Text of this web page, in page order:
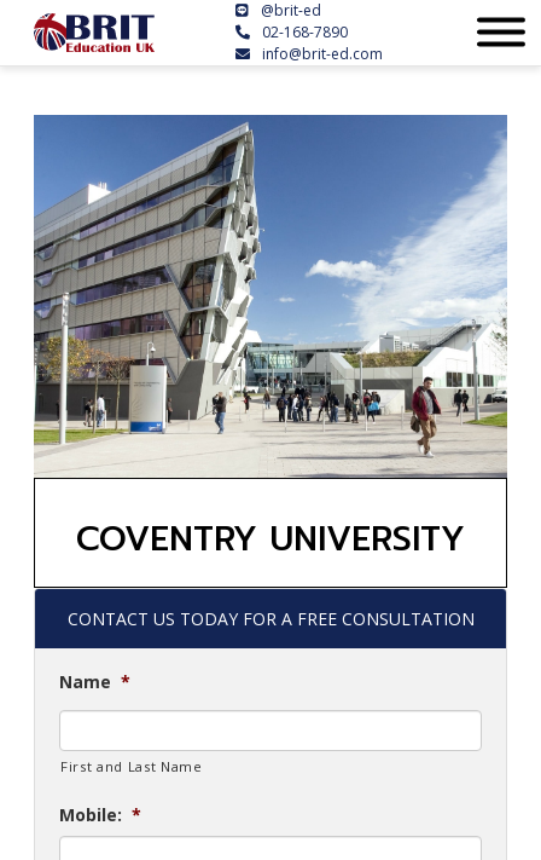
@brit-ed
02-168-7890
info@brit-ed.com
COVENTRY UNIVERSITY
CONTACT US TODAY FOR A FREE CONSULTATION
Name *
First and Last Name
Mobile: *